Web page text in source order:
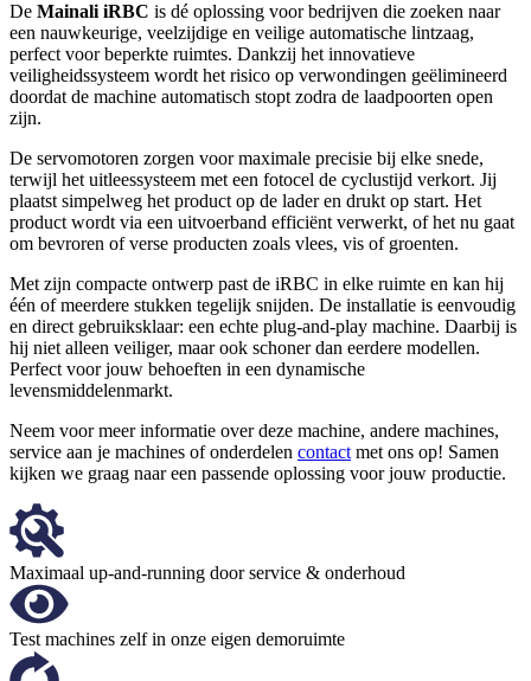
De Mainali iRBC is dé oplossing voor bedrijven die zoeken naar
een nauwkeurige, veelzijdige en veilige automatische lintzaag,
perfect voor beperkte ruimtes. Dankzij het innovatieve
veiligheidssysteem wordt het risico op verwondingen geëlimineerd
doordat de machine automatisch stopt zodra de laadpoorten open
zijn.
De servomotoren zorgen voor maximale precisie bij elke snede,
terwijl het uitleessysteem met een fotocel de cyclustijd verkort. Jij
plaatst simpelweg het product op de lader en drukt op start. Het
product wordt via een uitvoerband efficiënt verwerkt, of het nu gaat
om bevroren of verse producten zoals vlees, vis of groenten.
Met zijn compacte ontwerp past de iRBC in elke ruimte en kan hij
één of meerdere stukken tegelijk snijden. De installatie is eenvoudig
en direct gebruiksklaar: een echte plug-and-play machine. Daarbij is
hij niet alleen veiliger, maar ook schoner dan eerdere modellen.
Perfect voor jouw behoeften in een dynamische
levensmiddelenmarkt.
Neem voor meer informatie over deze machine, andere machines,
service aan je machines of onderdelen contact met ons op! Samen
kijken we graag naar een passende oplossing voor jouw productie.
Maximaal up-and-running door service & onderhoud
Test machines zelf in onze eigen demoruimte